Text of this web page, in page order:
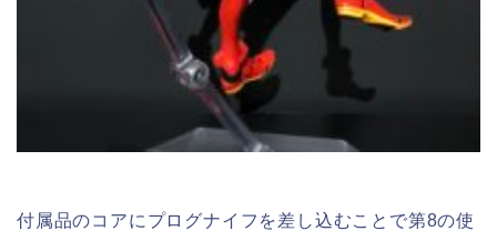
付属品のコアにプログナイフを差し込むことで第8の使